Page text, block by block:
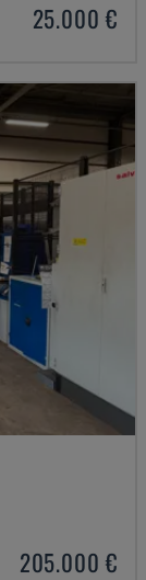
25.000 €
205.000 €